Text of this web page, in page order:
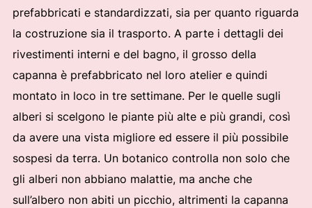
prefabbricati e standardizzati, sia per quanto riguarda
la costruzione sia il trasporto. A parte i dettagli dei
rivestimenti interni e del bagno, il grosso della
capanna è prefabbricato nel loro atelier e quindi
montato in loco in tre settimane. Per le quelle sugli
alberi si scelgono le piante più alte e più grandi, così
da avere una vista migliore ed essere il più possibile
sospesi da terra. Un botanico controlla non solo che
gli alberi non abbiano malattie, ma anche che
sull’albero non abiti un picchio, altrimenti la capanna